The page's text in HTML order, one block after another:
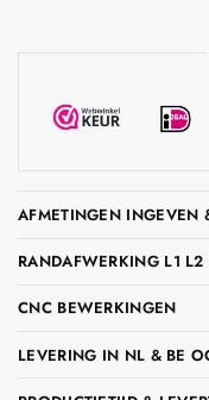
AFMETINGEN INGEVEN
RANDAFWERKING L1 L2
CNC BEWERKINGEN
LEVERING IN NL & BE